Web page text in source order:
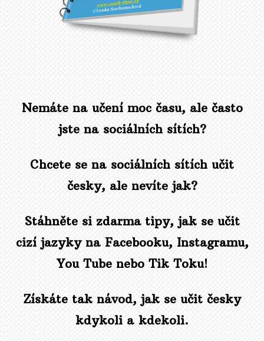
Nemáte na učení moc času, ale často
jste na sociálních sítích?
Chcete se na sociálních sítích učit
česky, ale nevíte jak?
Stáhněte si zdarma tipy, jak se učit
cizí jazyky na Facebooku, Instagramu,
You Tube nebo Tik Toku!
Získáte tak návod, jak se učit česky
kdykoli a kdekoli.